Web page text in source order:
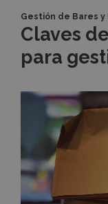
para
el
Take
Gestión de Bares
Claves
para